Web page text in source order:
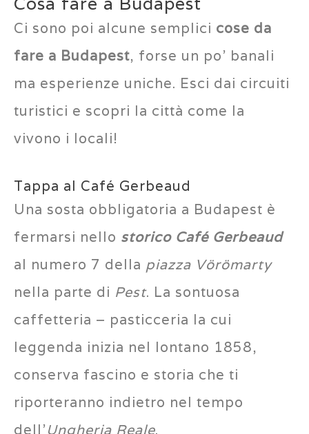
Ci sono poi alcune semplici cose da
fare a Budapest, forse un po’ banali
ma esperienze uniche. Esci dai circuiti
turistici e scopri la città come la
vivono i locali!
Tappa al Café Gerbeaud
Una sosta obbligatoria a Budapest è
fermarsi nello storico Café Gerbeaud
al numero 7 della piazza Vörömarty
nella parte di Pest. La sontuosa
caffetteria – pasticceria la cui
leggenda inizia nel lontano 1858,
conserva fascino e storia che ti
riporteranno indietro nel tempo
dell’Ungheria Reale.